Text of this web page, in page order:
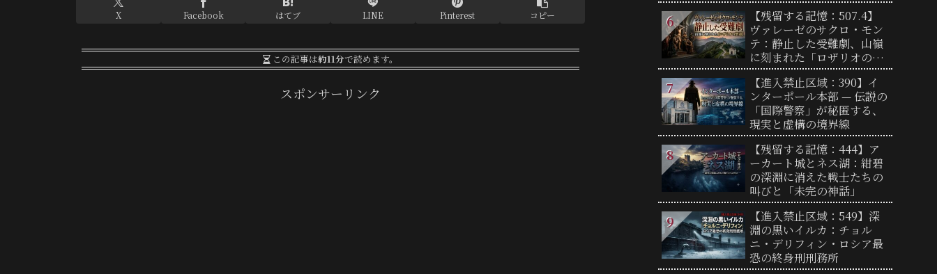
X Facebook はてブ LINE Pinterest コピー
この記事は約11分で読めます。
スポンサーリンク
【残留する記憶：507.4】
ヴァレーゼのサクロ・モン
テ：静止した受難劇、山嶺
に刻まれた「ロザリオの聖
道」
【進入禁止区域：390】イ
ンターポール本部 — 伝説の
「国際警察」が秘匿する、
現実と虚構の境界線
【残留する記憶：444】ア
ーカート城とネス湖：紺碧
の深淵に消えた戦士たちの
叫びと「未完の神話」
【進入禁止区域：549】深
淵の黒いイルカ：チョル
ニ・デリフィン・ロシア最
恐の終身刑刑務所